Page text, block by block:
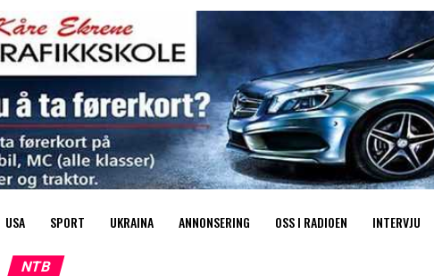
USA SPORT UKRAINA ANNONSERING OSS I RADIOEN INTERVJU
NTB